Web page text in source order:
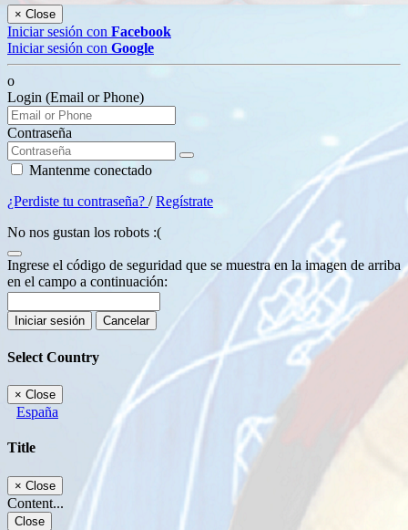
× Close
Iniciar sesión con Facebook
Iniciar sesión con Google
o
Login (Email or Phone)
Contraseña
Mantenme conectado
¿Perdiste tu contraseña? /Regístrate
No nos gustan los robots :(
Ingrese el código de seguridad que se muestra en la imagen de arriba
en el campo a continuación:
Iniciar sesión Cancelar
Select Country
× Close
España
Title
× Close
Content...
Close